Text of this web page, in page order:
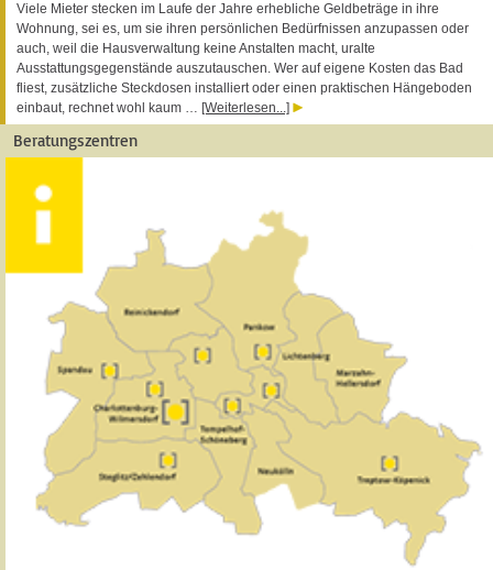
Viele Mieter stecken im Laufe der Jahre erhebliche Geldbeträge in ihre
Wohnung, sei es, um sie ihren persönlichen Bedürfnissen anzupassen oder
auch, weil die Hausverwaltung keine Anstalten macht, uralte
Ausstattungsgegenstände auszutauschen. Wer auf eigene Kosten das Bad
fliest, zusätzliche Steckdosen installiert oder einen praktischen Hängeboden
einbaut, rechnet wohl kaum … [Weiterlesen...]
Beratungszentren